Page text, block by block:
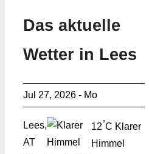
Das aktuelle
Wetter in Lees
Jul 27, 2026 - Mo
Lees,
AT
12°C Klarer
Himmel